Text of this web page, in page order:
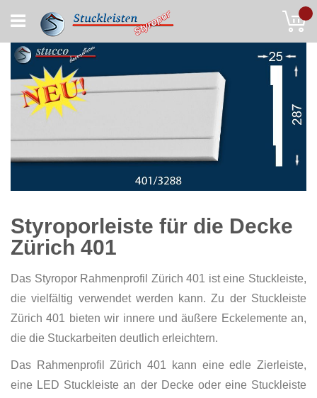
to
Content
Styroporleiste für die Decke
Zürich 401
Das Styropor Rahmenprofil Zürich 401 ist eine Stuckleiste,
die vielfältig verwendet werden kann. Zu der Stuckleiste
Zürich 401 bieten wir innere und äußere Eckelemente an,
die die Stuckarbeiten deutlich erleichtern.
Das Rahmenprofil Zürich 401 kann eine edle Zierleiste,
eine LED Stuckleiste an der Decke oder eine Stuckleiste